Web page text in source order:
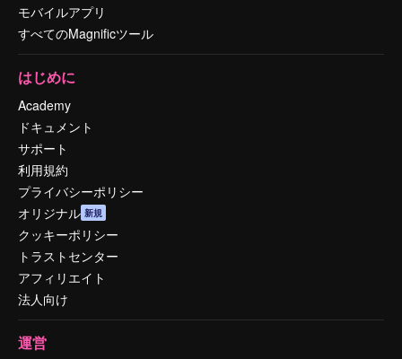
モバイルアプリ
すべてのMagnificツール
はじめに
Academy
ドキュメント
サポート
利用規約
プライバシーポリシー
オリジナル 新規
クッキーポリシー
トラストセンター
アフィリエイト
法人向け
運営